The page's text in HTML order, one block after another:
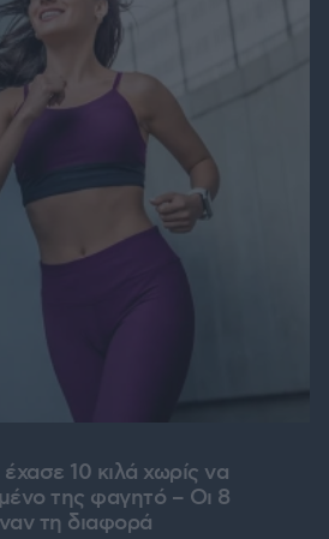
10 κιλά χωρίς να
της φαγητό – Οι 8
τη διαφορά